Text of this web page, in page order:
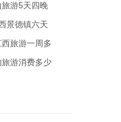
游5天四晚
景德镇六天
旅游一周多
游消费多少